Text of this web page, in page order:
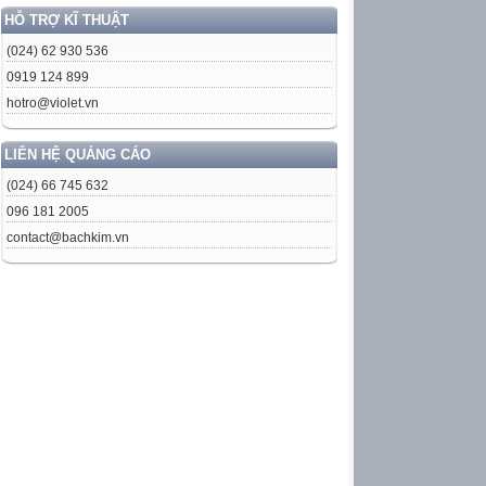
HỖ TRỢ KĨ THUẬT
(024) 62 930 536
0919 124 899
hotro@violet.vn
LIÊN HỆ QUẢNG CÁO
(024) 66 745 632
096 181 2005
contact@bachkim.vn